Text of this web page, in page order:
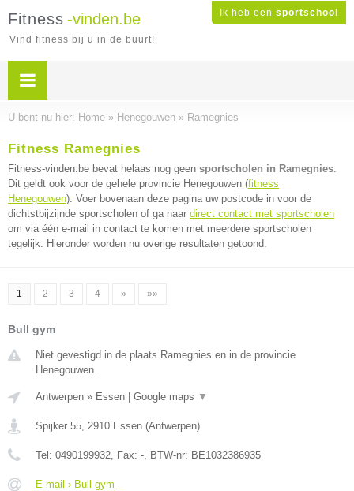
Ik heb een sportschool
Fitness -vinden.be
Vind fitness bij u in de buurt!
U bent nu hier: Home » Henegouwen » Ramegnies
Fitness Ramegnies
Fitness-vinden.be bevat helaas nog geen sportscholen in Ramegnies.
Dit geldt ook voor de gehele provincie Henegouwen (fitness
Henegouwen). Voer bovenaan deze pagina uw postcode in voor de
dichtstbijzijnde sportscholen of ga naar direct contact met sportscholen
om via één e-mail in contact te komen met meerdere sportscholen
tegelijk. Hieronder worden nu overige resultaten getoond.
1 2 3 4 » »»
Bull gym
Niet gevestigd in de plaats Ramegnies en in de provincie
Henegouwen.
Antwerpen » Essen Google maps ▼
Spijker 55, 2910 Essen (Antwerpen)
Tel: 0490199932, Fax: -, BTW-nr: BE1032386935
E-mail › Bull gym